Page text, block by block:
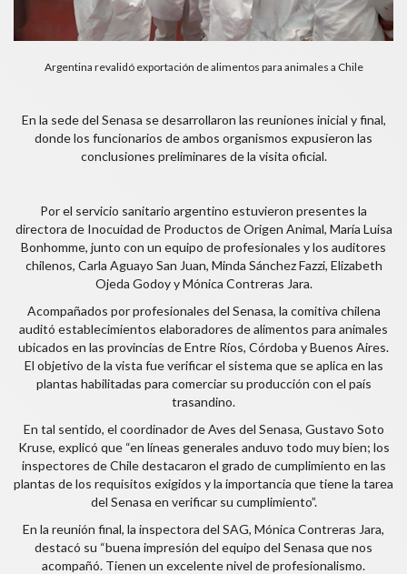
Argentina revalidó exportación de alimentos para animales a Chile
En la sede del Senasa se desarrollaron las reuniones inicial y final,
donde los funcionarios de ambos organismos expusieron las
conclusiones preliminares de la visita oficial.
Por el servicio sanitario argentino estuvieron presentes la
directora de Inocuidad de Productos de Origen Animal, María Luisa
Bonhomme, junto con un equipo de profesionales y los auditores
chilenos, Carla Aguayo San Juan, Minda Sánchez Fazzi, Elizabeth
Ojeda Godoy y Mónica Contreras Jara.
Acompañados por profesionales del Senasa, la comitiva chilena
auditó establecimientos elaboradores de alimentos para animales
ubicados en las provincias de Entre Ríos, Córdoba y Buenos Aires.
El objetivo de la vista fue verificar el sistema que se aplica en las
plantas habilitadas para comerciar su producción con el país
trasandino.
En tal sentido, el coordinador de Aves del Senasa, Gustavo Soto
Kruse, explicó que “en líneas generales anduvo todo muy bien; los
inspectores de Chile destacaron el grado de cumplimiento en las
plantas de los requisitos exigidos y la importancia que tiene la tarea
del Senasa en verificar su cumplimiento”.
En la reunión final, la inspectora del SAG, Mónica Contreras Jara,
destacó su “buena impresión del equipo del Senasa que nos
acompañó. Tienen un excelente nivel de profesionalismo.